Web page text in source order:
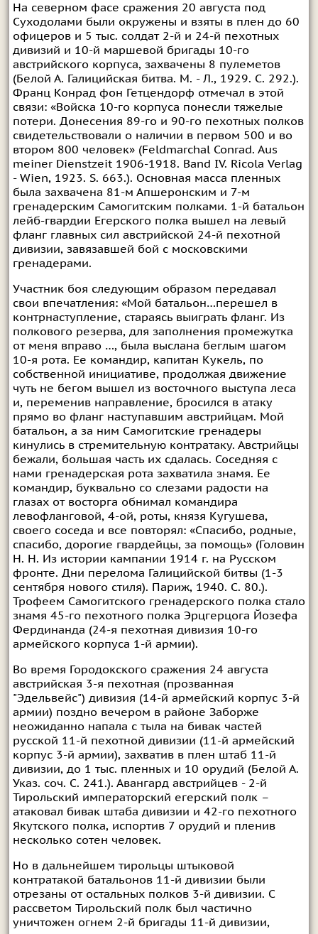
На северном фасе сражения 20 августа под
Суходолами были окружены и взяты в плен до 60
офицеров и 5 тыс. солдат 2-й и 24-й пехотных
дивизий и 10-й маршевой бригады 10-го
австрийского корпуса, захвачены 8 пулеметов
(Белой А. Галицийская битва. М. - Л., 1929. С. 292.).
Франц Конрад фон Гетцендорф отмечал в этой
связи: «Войска 10-го корпуса понесли тяжелые
потери. Донесения 89-го и 90-го пехотных полков
свидетельствовали о наличии в первом 500 и во
втором 800 человек» (Feldmarchal Conrad. Aus
meiner Dienstzeit 1906-1918. Band IV. Ricola Verlag
- Wien, 1923. S. 663.). Основная масса пленных
была захвачена 81-м Апшеронским и 7-м
гренадерским Самогитским полками. 1-й батальон
лейб-гвардии Егерского полка вышел на левый
фланг главных сил австрийской 24-й пехотной
дивизии, завязавшей бой с московскими
гренадерами.
Участник боя следующим образом передавал
свои впечатления: «Мой батальон…перешел в
контрнаступление, стараясь выиграть фланг. Из
полкового резерва, для заполнения промежутка
от меня вправо …, была выслана беглым шагом
10-я рота. Ее командир, капитан Кукель, по
собственной инициативе, продолжая движение
чуть не бегом вышел из восточного выступа леса
и, переменив направление, бросился в атаку
прямо во фланг наступавшим австрийцам. Мой
батальон, а за ним Самогитские гренадеры
кинулись в стремительную контратаку. Австрийцы
бежали, большая часть их сдалась. Соседняя с
нами гренадерская рота захватила знамя. Ее
командир, буквально со слезами радости на
глазах от восторга обнимал командира
левофланговой, 4-ой, роты, князя Кугушева,
своего соседа и все повторял: «Спасибо, родные,
спасибо, дорогие гвардейцы, за помощь» (Головин
Н. Н. Из истории кампании 1914 г. на Русском
фронте. Дни перелома Галицийской битвы (1-3
сентября нового стиля). Париж, 1940. С. 80.).
Трофеем Самогитского гренадерского полка стало
знамя 45-го пехотного полка Эрцгерцога Йозефа
Фердинанда (24-я пехотная дивизия 10-го
армейского корпуса 1-й армии).
Во время Городокского сражения 24 августа
австрийская 3-я пехотная (прозванная
"Эдельвейс") дивизия (14-й армейский корпус 3-й
армии) поздно вечером в районе Заборже
неожиданно напала с тыла на бивак частей
русской 11-й пехотной дивизии (11-й армейский
корпус 3-й армии), захватив в плен штаб 11-й
дивизии, до 1 тыс. пленных и 10 орудий (Белой А.
Указ. соч. С. 241.). Авангард австрийцев - 2-й
Тирольский императорский егерский полк –
атаковал бивак штаба дивизии и 42-го пехотного
Якутского полка, испортив 7 орудий и пленив
несколько сотен человек.
Но в дальнейшем тирольцы штыковой
контратакой батальонов 11-й дивизии были
отрезаны от остальных полков 3-й дивизии. С
рассветом Тирольский полк был частично
уничтожен огнем 2-й бригады 11-й дивизии,